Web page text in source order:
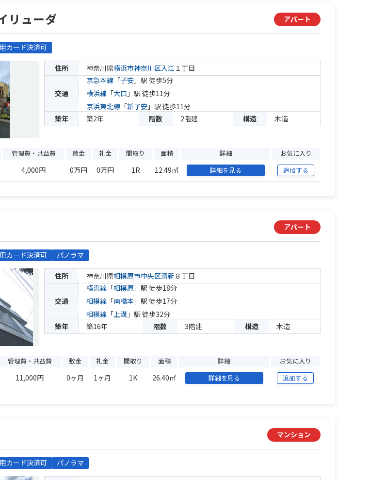
リューダ アパート
カード決済可
住所 神奈川県横浜市神奈川区入江１丁目
交通
京急本線 「子安 」駅 徒歩5分
横浜線 「大口 」駅 徒歩11分
京浜東北線 「新子安 」駅 徒歩11分
築年
築2年 階数 2階建 構造 木造
管理費・共益費 敷金 礼金 間取り 面積 詳細 お気に入り
4,000円 0万円 0万円 1R 12.49㎡ 詳細を見る 追加する
アパート
カード決済可 パノラマ
住所 神奈川県相模原市中央区清新 ８丁目
交通
横浜線 「相模原 」駅 徒歩18分
相模線 「南橋本 」駅 徒歩17分
相模線 「上溝 」駅 徒歩32分
築年
築16年 階数 3階建 構造 木造
管理費・共益費 敷金 礼金 間取り 面積 詳細 お気に入り
11,000円 0ヶ月 1ヶ月 1K 26.40㎡ 詳細を見る 追加する
マンション
カード決済可 パノラマ